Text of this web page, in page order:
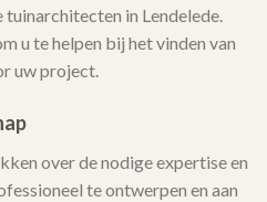
in Lendelede.
u te helpen bij het vinden van
uw project.
over de nodige expertise en
te ontwerpen en aan